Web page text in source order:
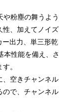
や粉塵の舞うよう
性、加えてノイズ
ー出力、単三形乾
本性能を備え、さ
。
、空きチャンネル
ので、チャンネル